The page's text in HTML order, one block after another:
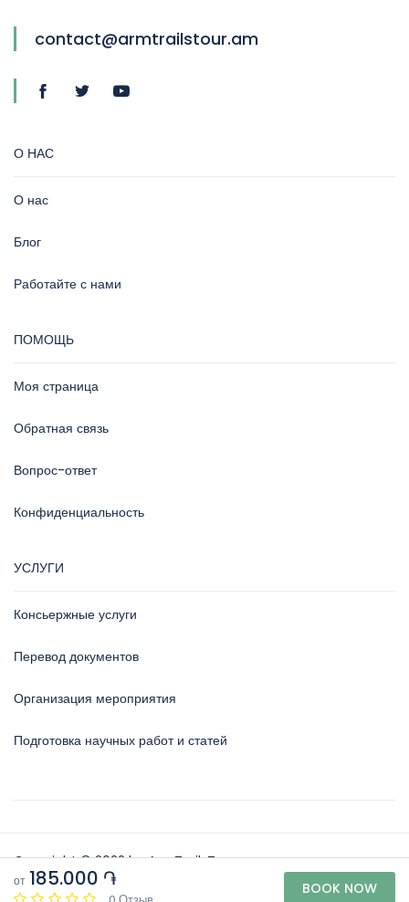
от 185.000 ֏ BOOK NOW
contact@armtrailstour.am
О НАС
О нас
Блог
Работайте с нами
ПОМОЩЬ
Моя страница
Обратная связь
Вопрос-ответ
Конфиденциальность
УСЛУГИ
Консьержные услуги
Перевод документов
Организация мероприятия
Подготовка научных работ и статей
Copyright © 2022 by ArmTrailsTour
ArmTrailsTour